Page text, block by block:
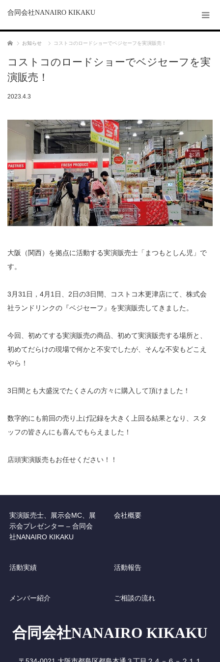
合同会社NANAIRO KIKAKU
ホーム お知らせ コストコのロードショーでベジセーフを実演販売！
コストコのロードショーでベジセーフを実
演販売！
2023.4.3
大阪（関西）を拠点に活動する実演販売士「まつもとしん児」で
す。
3月31日，4月1日、2日の3日間、コストコ木更津店にて、株式会
社ランドリンクの『ベジセーフ』を実演販売してきました。
今回、初めてする実演販売の商品、初めて実演販売する場所と、
初めてだらけの現場で何かと不安でしたが、そんな不安もどこえ
やら！
3日間とも大盛況でたくさんの方々に購入して頂けました！
数字的にも前回の売り上げ記録を大きく上回る結果となり、スタ
ッフの皆さんにも喜んでもらえました！
店頭実演販売もお任せください！！
実演販売士、展示会MC、展
示会プレゼンター – 合同会
社NANAIRO KIKAKU
会社概要
活動実績 活動報告
メンバー紹介 ご相談の流れ
合同会社NANAIRO KIKAKU